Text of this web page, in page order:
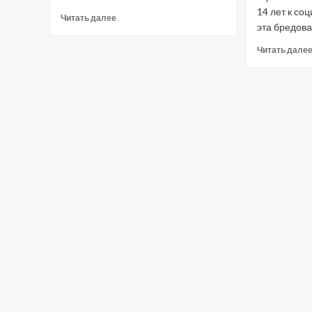
Читать далееПрочитать
14 лет к
эта
Читать далее